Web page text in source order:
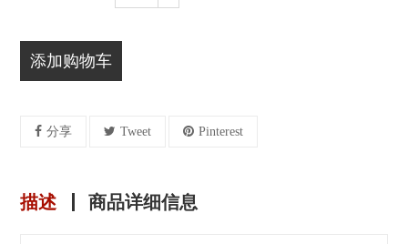
添加购物车
分享 Tweet Pinterest
描述 商品详细信息